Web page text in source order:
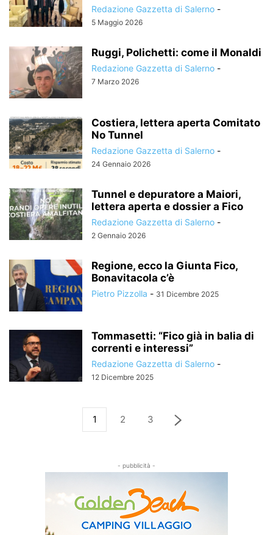
Redazione Gazzetta di Salerno -
5 Maggio 2026
Ruggi, Polichetti: come il Monaldi
Redazione Gazzetta di Salerno -
7 Marzo 2026
Costiera, lettera aperta Comitato
No Tunnel
Redazione Gazzetta di Salerno -
24 Gennaio 2026
Tunnel e depuratore a Maiori,
lettera aperta e dossier a Fico
Redazione Gazzetta di Salerno -
2 Gennaio 2026
Regione, ecco la Giunta Fico,
Bonavitacola c’è
Pietro Pizzolla - 31 Dicembre 2025
Tommasetti: “Fico già in balia di
correnti e interessi”
Redazione Gazzetta di Salerno -
12 Dicembre 2025
1 2 3
- pubblicità -